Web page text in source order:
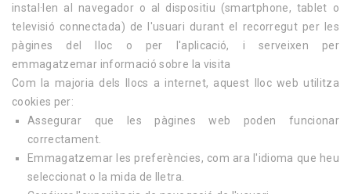
instal·len al navegador o al dispositiu (smartphone, tablet o
televisió connectada) de l'usuari durant el recorregut per les
pàgines del lloc o per l'aplicació, i serveixen per
emmagatzemar informació sobre la visita
Com la majoria dels llocs a internet, aquest lloc web utilitza
cookies per:
Assegurar que les pàgines web poden funcionar
correctament.
Emmagatzemar les preferències, com ara l'idioma que heu
seleccionat o la mida de lletra.